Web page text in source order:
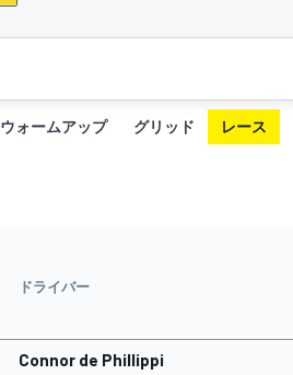
ウォームアップ グリッド レース
ドライバー
Connor de Phillippi